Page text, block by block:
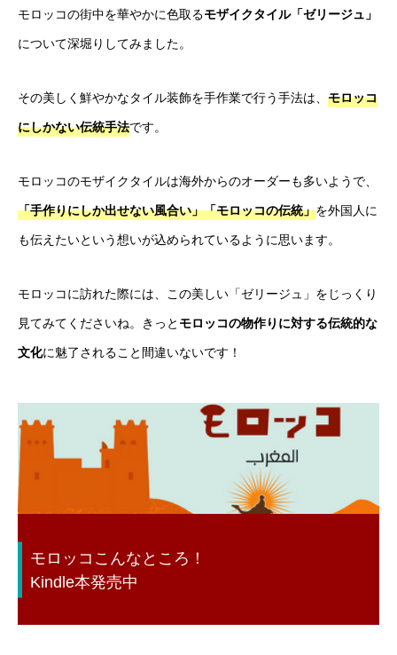
モロッコの街中を華やかに色取るモザイクタイル「ゼリージュ」
について深堀りしてみました。
その美しく鮮やかなタイル装飾を手作業で行う手法は、 モロッコ
にしかない伝統手法です。
モロッコのモザイクタイルは海外からのオーダーも多いようで、
「手作りにしか出せない風合い」「モロッコの伝統」を外国人に
も伝えたいという想いが込められているように思います。
モロッコに訪れた際には、この美しい「ゼリージュ」をじっくり
見てみてくださいね。きっと モロッコの物作りに対する伝統的な
文化に魅了されること間違いないです！
モロッコこんなところ！
Kindle本発売中